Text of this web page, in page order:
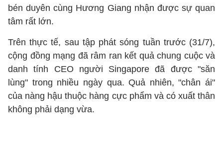
bén duyên cùng Hương Giang nhận được sự quan
tâm rất lớn.
Trên thực tế, sau tập phát sóng tuần trước (31/7),
cộng đồng mạng đã râm ran kết quả chung cuộc và
danh tính CEO người Singapore đã được "săn
lùng" trong nhiều ngày qua. Quả nhiên, "chân ái"
của nàng hậu thuộc hàng cực phẩm và có xuất thân
không phải dạng vừa.